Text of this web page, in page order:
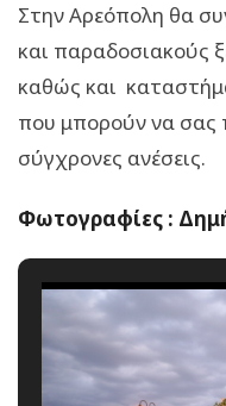
Στην Αρεόπολη θα
και παραδοσιακούς
καθώς και
που μπορούν να σας
σύγχρονες ανέσεις.
Φωτογραφίες :